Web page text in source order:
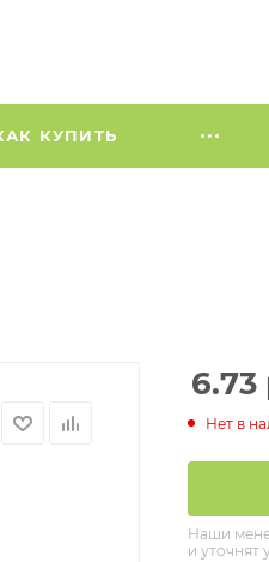
КУПИТЬ
6.73
Нет в
Наши
и уточнят